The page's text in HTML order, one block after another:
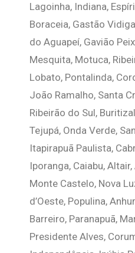
Lagoinha, Indiana,
Boraceia, Gastão
do Aguapeí, Gavião
Mesquita, Motuca,
Lobato, Pontalinda,
João Ramalho, Santa
Ribeirão do Sul,
Tejupá, Onda Verde,
Itapirapuã Paulista,
Iporanga, Caiabu,
Monte Castelo, Nova
d’Oeste, Populina,
Barreiro, Paranapuã,
Presidente Alves,